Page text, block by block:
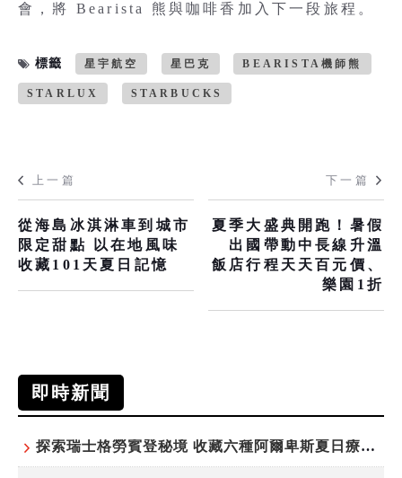
會，將 Bearista 熊與咖啡香加入下一段旅程。
標籤 星宇航空 星巴克 BEARISTA機師熊
STARLUX STARBUCKS
上一篇
從海島冰淇淋車到城市
限定甜點 以在地風味
收藏101天夏日記憶
下一篇
夏季大盛典開跑！暑假
出國帶動中長線升溫
飯店行程天天百元價、
樂園1折
即時新聞
探索瑞士格勞賓登秘境 收藏六種阿爾卑斯夏日療癒之旅